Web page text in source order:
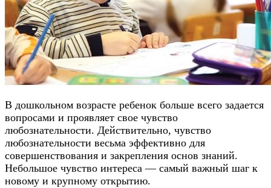
В дошкольном возрасте ребенок больше всего задается
вопросами и проявляет свое чувство
любознательности. Действительно, чувство
любознательности весьма эффективно для
совершенствования и закрепления основ знаний.
Небольшое чувство интереса — самый важный шаг к
новому и крупному открытию.